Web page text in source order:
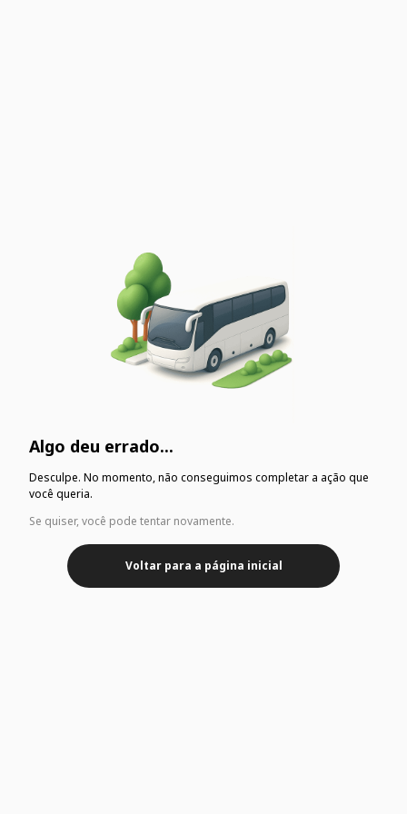
Algo deu errado...
Desculpe. No momento, não conseguimos completar a ação que
você queria.
Se quiser, você pode tentar novamente.
Voltar para a página inicial